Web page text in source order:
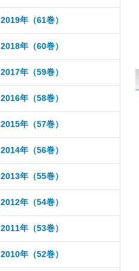
2019年（61巻）
2018年（60巻）
2017年（59巻）
2016年（58巻）
2015年（57巻）
2014年（56巻）
2013年（55巻）
2012年（54巻）
2011年（53巻）
2010年（52巻）